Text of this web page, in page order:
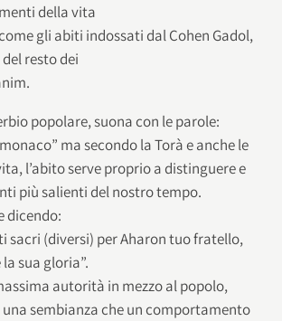
della vita
gli abiti indossati dal Cohen Gadol,
resto dei
popolare, suona con le parole:
ma secondo la Torà e anche le
l’abito serve proprio a distinguere e
più salienti del nostro tempo.
dicendo:
sacri (diversi) per Aharon tuo fratello,
sua gloria”.
autorità in mezzo al popolo,
una sembianza che un comportamento